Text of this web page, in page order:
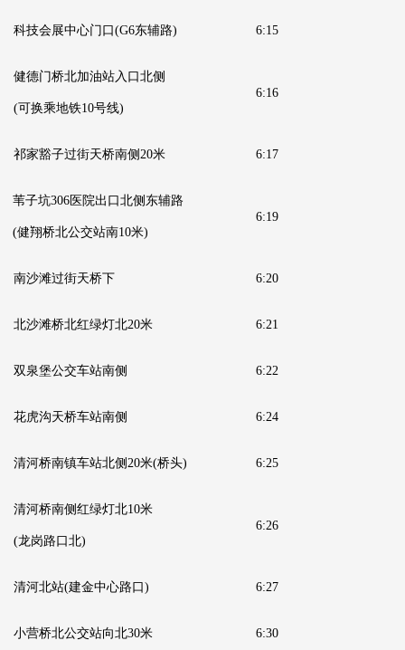
科技会展中心门口(G6东辅路) 6:15
健德门桥北加油站入口北侧
(可换乘地铁10号线)
6:16
祁家豁子过街天桥南侧20米 6:17
苇子坑306医院出口北侧东辅路
(健翔桥北公交站南10米)
6:19
南沙滩过街天桥下 6:20
北沙滩桥北红绿灯北20米 6:21
双泉堡公交车站南侧 6:22
花虎沟天桥车站南侧 6:24
清河桥南镇车站北侧20米(桥头) 6:25
清河桥南侧红绿灯北10米
(龙岗路口北)
6:26
清河北站(建金中心路口) 6:27
小营桥北公交站向北30米 6:30